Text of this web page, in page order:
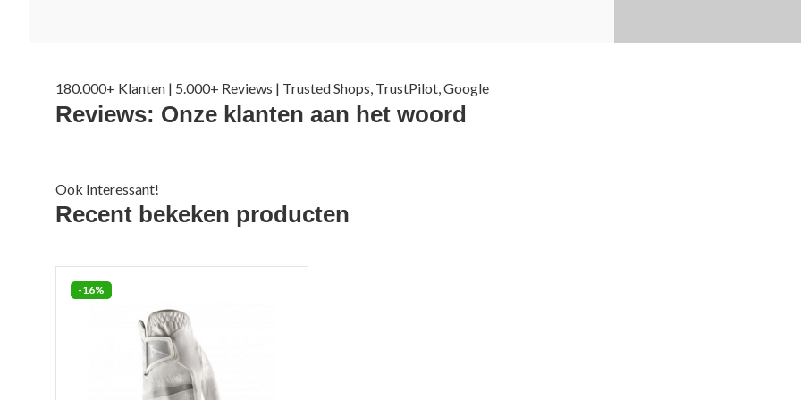
180.000+ Klanten | 5.000+ Reviews | Trusted Shops, TrustPilot, Google
Reviews: Onze klanten aan het woord
Ook Interessant!
Recent bekeken producten
-16%